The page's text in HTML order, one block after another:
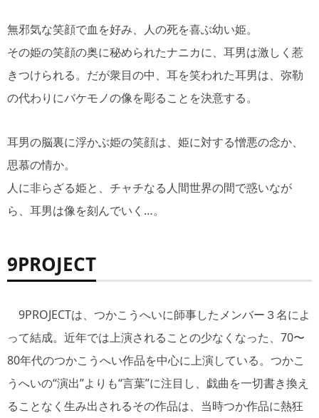
無邪気な笑顔で血を好み、人の死を喜ぶ幼い姫。
その姫の笑顔の奥に秘められたナニカに、耳男は激しく惹
きつけられる。だが衆目の中、耳を笑われた耳男は、弥勒
の代わりにバケモノの像を彫ることを決意する。
耳男の脳裏に浮かぶ姫の笑顔は、姫に対する憎悪の念か、
思慕の情か。
人に非らざる姫と、チャチなる人間世界の間で惑いなが
ら、耳男は像を刻んでいく…。
9PROJECT
9PROJECTは、つかこうへいに師事したメンバー３名によ
って結成。近年では上演されることの少なくなった、70〜
80年代のつかこうへい作品を中心に上演している。つかこ
うへいの“演出”よりも“言葉”に注目し、戯曲を一切書き換え
ることなく生み出されるその作品は、当時つか作品に熱狂